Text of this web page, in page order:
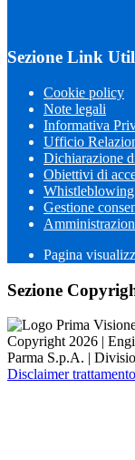
Sezione Link
Cookie policy
Note legali
Informativa
Ufficio
Dichiarazione
Obiettivi di
Whistleblowing
Gestione
Pagina
Sezione
Copyright 2026 |
Parma S.p.A. |
Disclaimer